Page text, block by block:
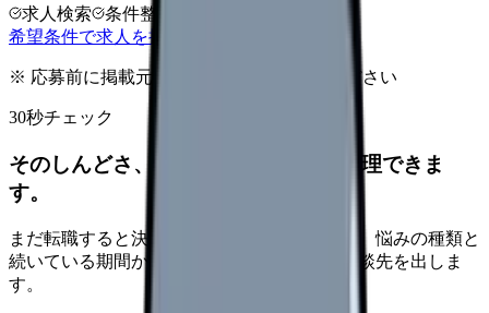
求人検索 条件整理
希望条件で求人を探す
※ 応募前に掲載元の最新情報を確認してください
30秒チェック
そのしんどさ、転職すべきサインか整理できま
す。
まだ転職すると決めていなくても大丈夫です。悩みの種類と
続いている期間から、次に見るべき記事と相談先を出しま
す。